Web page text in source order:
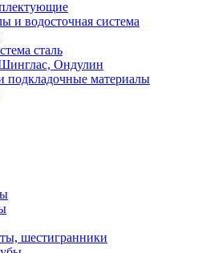
и водосточная система
сталь
Ондулин
подкладочные материалы
шестигранники